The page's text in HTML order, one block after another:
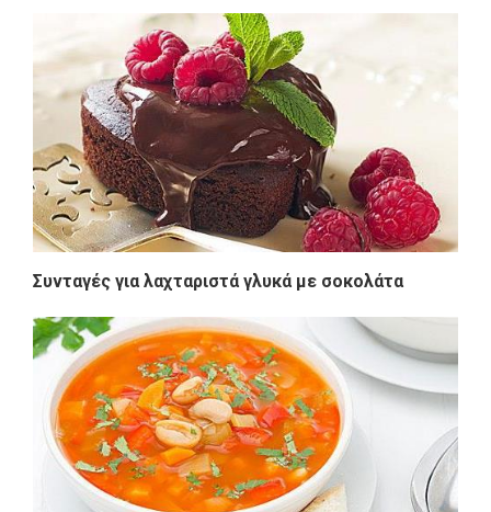
Συνταγές για λαχταριστά γλυκά με σοκολάτα